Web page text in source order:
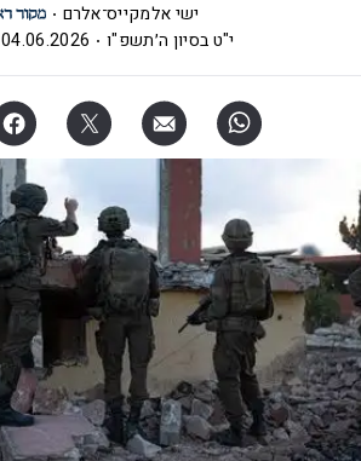
ישי אלמקייס־אלרם
י"ט בסיון ה׳תשפ"ו
04.06.2026 | 14:38